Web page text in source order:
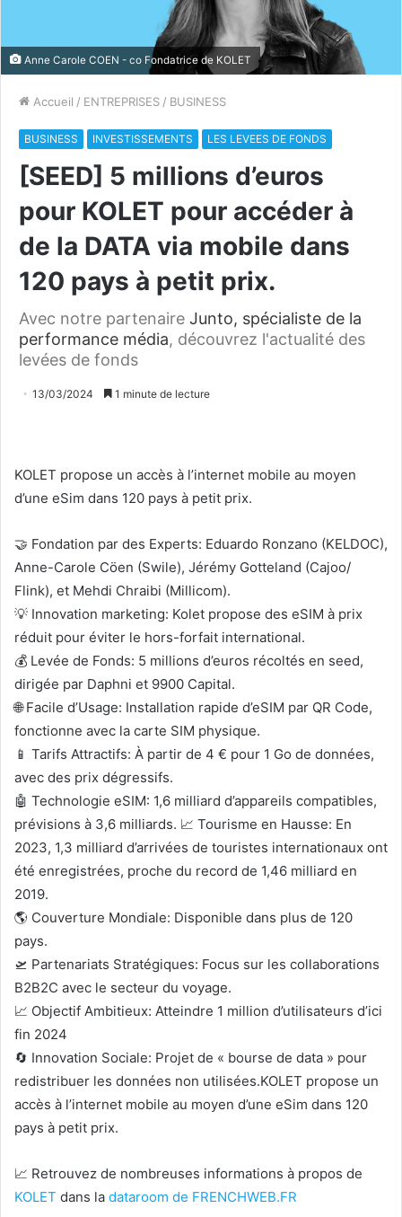
Anne Carole COEN - co Fondatrice de KOLET
Accueil / ENTREPRISES / BUSINESS
BUSINESS INVESTISSEMENTS LES LEVEES DE FONDS
[SEED] 5 millions d’euros
pour KOLET pour accéder à
de la DATA via mobile dans
120 pays à petit prix.
Avec notre partenaire Junto, spécialiste de la
performance média, découvrez l'actualité des
levées de fonds
13/03/2024 1 minute de lecture
KOLET propose un accès à l’internet mobile au moyen
d’une eSim dans 120 pays à petit prix.
🤝 Fondation par des Experts: Eduardo Ronzano (KELDOC),
Anne-Carole Cöen (Swile), Jérémy Gotteland (Cajoo/
Flink), et Mehdi Chraibi (Millicom).
💡 Innovation marketing: Kolet propose des eSIM à prix
réduit pour éviter le hors-forfait international.
💰 Levée de Fonds: 5 millions d’euros récoltés en seed,
dirigée par Daphni et 9900 Capital.
🌐 Facile d’Usage: Installation rapide d’eSIM par QR Code,
fonctionne avec la carte SIM physique.
📱 Tarifs Attractifs: À partir de 4 € pour 1 Go de données,
avec des prix dégressifs.
🤖 Technologie eSIM: 1,6 milliard d’appareils compatibles,
prévisions à 3,6 milliards. 📈 Tourisme en Hausse: En
2023, 1,3 milliard d’arrivées de touristes internationaux ont
été enregistrées, proche du record de 1,46 milliard en
2019.
🌎 Couverture Mondiale: Disponible dans plus de 120
pays.
🛫 Partenariats Stratégiques: Focus sur les collaborations
B2B2C avec le secteur du voyage.
📈 Objectif Ambitieux: Atteindre 1 million d’utilisateurs d’ici
fin 2024
🔄 Innovation Sociale: Projet de « bourse de data » pour
redistribuer les données non utilisées.KOLET propose un
accès à l’internet mobile au moyen d’une eSim dans 120
pays à petit prix.
📈 Retrouvez de nombreuses informations à propos de
KOLET dans la dataroom de FRENCHWEB.FR